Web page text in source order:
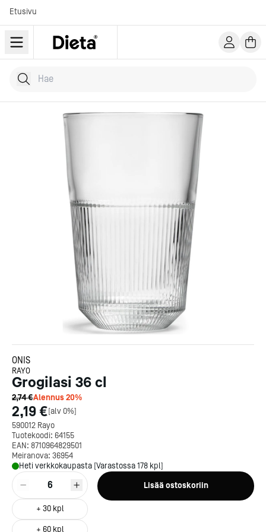
Etusivu
Hae tuotteita
Kirjoita hakusana...
ONIS
RAYO
Grogilasi 36 cl
2,74 €Alennus20%
2,19 €[alv 0%]
590012 Rayo
Tuotekoodi: 64155
EAN: 8710964829501
Meiranova: 36954
Heti verkkokaupasta [Varastossa 178 kpl]
6
+ 30kpl
+ 60kpl
Lisää ostoskoriin